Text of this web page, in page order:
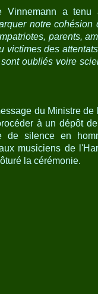
Vinnemann a
notre cohésion
parents,
victimes des
oubliés voire
du Ministre
à un dépôt
de silence en
musiciens de
la cérémonie.